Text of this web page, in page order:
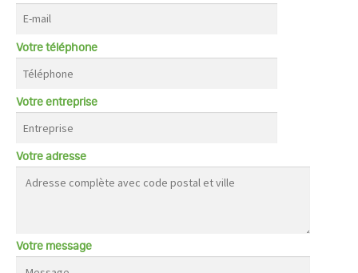
Votre téléphone
Votre entreprise
Votre adresse
Votre message